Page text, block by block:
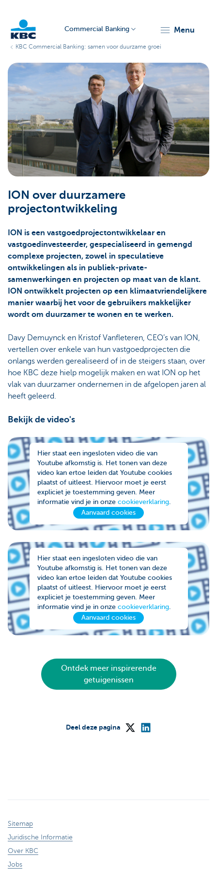
Corporate
Commercial Banking menu
KBC Commercial Banking: samen voor duurzame groei
ION over duurzamere
projectontwikkeling
ION is een vastgoedprojectontwikkelaar en
vastgoedinvesteerder, gespecialiseerd in gemengd
complexe projecten, zowel in speculatieve
ontwikkelingen als in publiek-private-
samenwerkingen en projecten op maat van de klant.
ION ontwikkelt projecten op een klimaatvriendelijkere
manier waarbij het voor de gebruikers makkelijker
wordt om duurzamer te wonen en te werken.
Davy Demuynck en Kristof Vanfleteren, CEO’s van ION,
vertellen over enkele van hun vastgoedprojecten die
onlangs werden gerealiseerd of in de steigers staan, over
hoe KBC deze hielp mogelijk maken en wat ION op het
vlak van duurzamer ondernemen in de afgelopen jaren al
heeft geleerd.
Bekijk de video's
Hier staat een ingesloten video die van
Youtube afkomstig is. Het tonen van deze
video kan ertoe leiden dat Youtube cookies
plaatst of uitleest. Hiervoor moet je eerst
expliciet je toestemming geven. Meer
informatie vind je in onze cookieverklaring.
Aanvaard cookies
Hier staat een ingesloten video die van
Youtube afkomstig is. Het tonen van deze
video kan ertoe leiden dat Youtube cookies
plaatst of uitleest. Hiervoor moet je eerst
expliciet je toestemming geven. Meer
informatie vind je in onze cookieverklaring.
Aanvaard cookies
Ontdek meer inspirerende
getuigenissen
Deel deze pagina
Sitemap
Juridische Informatie
Over KBC
Jobs